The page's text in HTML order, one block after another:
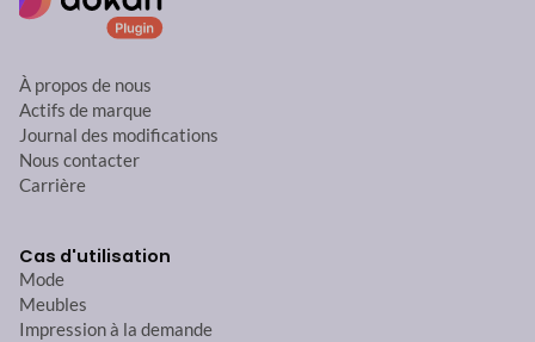
À propos de nous
Actifs de marque
Journal des modifications
Nous contacter
Carrière
Cas d'utilisation
Mode
Meubles
Impression à la demande